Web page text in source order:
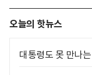
오늘의 핫뉴스
대통령도 못 만나